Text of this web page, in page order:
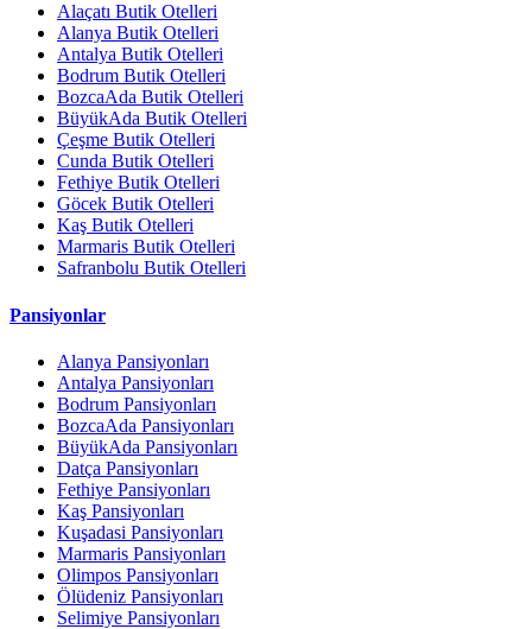
Alaçatı Butik Otelleri
Alanya Butik Otelleri
Antalya Butik Otelleri
Bodrum Butik Otelleri
BozcaAda Butik Otelleri
BüyükAda Butik Otelleri
Çeşme Butik Otelleri
Cunda Butik Otelleri
Fethiye Butik Otelleri
Göcek Butik Otelleri
Kaş Butik Otelleri
Marmaris Butik Otelleri
Safranbolu Butik Otelleri
Pansiyonlar
Alanya Pansiyonları
Antalya Pansiyonları
Bodrum Pansiyonları
BozcaAda Pansiyonları
BüyükAda Pansiyonları
Datça Pansiyonları
Fethiye Pansiyonları
Kaş Pansiyonları
Kuşadasi Pansiyonları
Marmaris Pansiyonları
Olimpos Pansiyonları
Ölüdeniz Pansiyonları
Selimiye Pansiyonları